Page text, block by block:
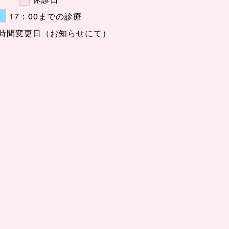
17：00までの診療
間変更日（お知らせにて）